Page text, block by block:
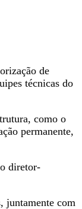
de
técnicas do
como o
permanente,
diretor-
juntamente com